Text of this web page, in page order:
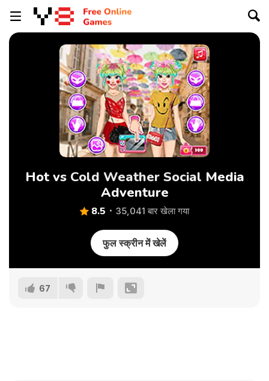
Hot vs Cold Weather Social Media
Adventure
8.5 35,041 बार खेला गया
फुल स्क्रीन में खेलें
67